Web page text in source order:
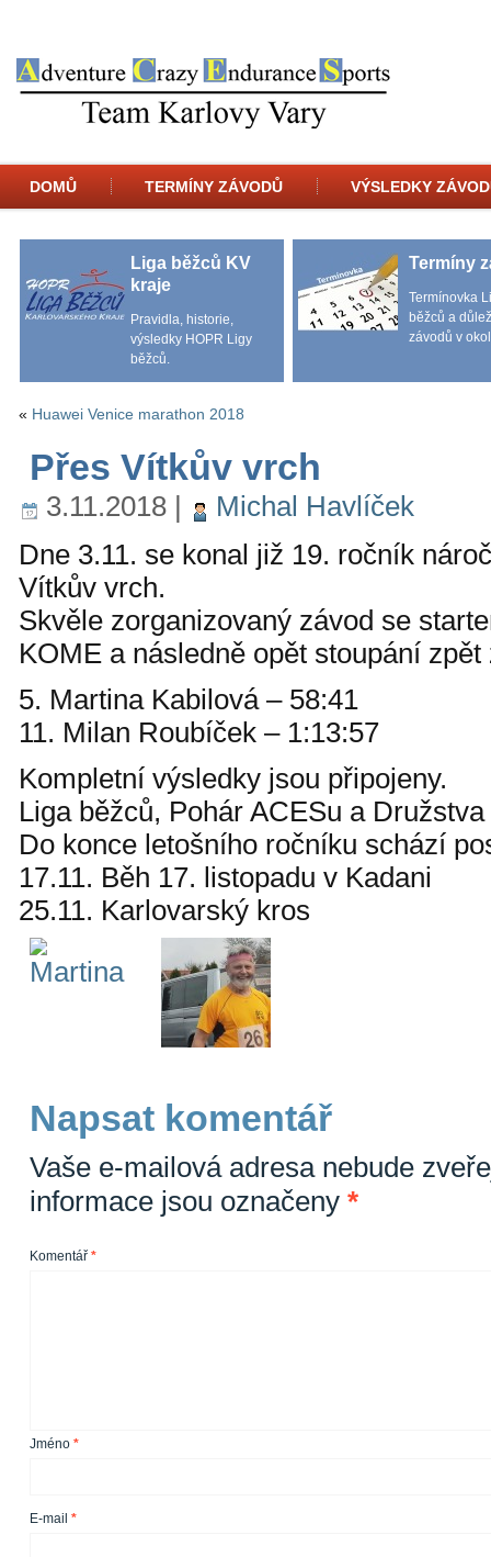
DOMŮ TERMÍNY ZÁVODŮ VÝSLEDKY
Liga běžců KV
kraje
Pravidla, historie,
výsledky HOPR Ligy
běžců.
Termíny
Termínovka
běžců a
závodů v
« Huawei Venice marathon 2018
Přes Vítkův vrch
3.11.2018 |
Michal Havlíček
Dne 3.11. se konal již 19. ročník
Vítkův vrch.
Skvěle zorganizovaný závod se
KOME a následně opět stoupání
5. Martina Kabilová – 58:41
11. Milan Roubíček – 1:13:57
Kompletní výsledky jsou připojeny.
Liga běžců, Pohár ACESu a
Do konce letošního ročníku schází
17.11. Běh 17. listopadu v Kadani
25.11. Karlovarský kros
Napsat komentář
Vaše e-mailová adresa nebude
informace jsou označeny *
Komentář *
Jméno *
E-mail *